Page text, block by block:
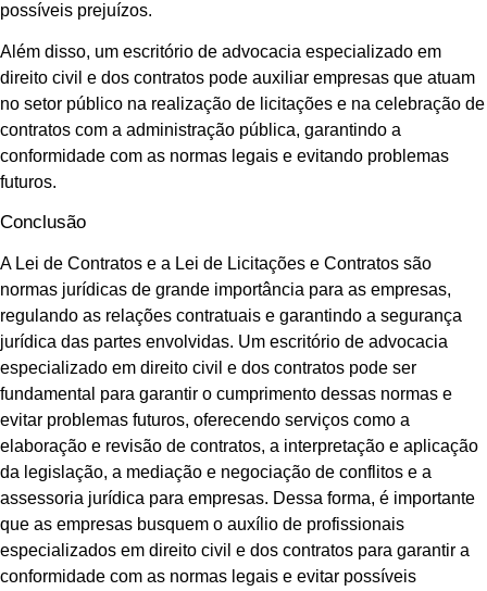
possíveis prejuízos.
Além disso, um escritório de advocacia especializado em
direito civil e dos contratos pode auxiliar empresas que atuam
no setor público na realização de licitações e na celebração de
contratos com a administração pública, garantindo a
conformidade com as normas legais e evitando problemas
futuros.
Conclusão
A Lei de Contratos e a Lei de Licitações e Contratos são
normas jurídicas de grande importância para as empresas,
regulando as relações contratuais e garantindo a segurança
jurídica das partes envolvidas. Um escritório de advocacia
especializado em direito civil e dos contratos pode ser
fundamental para garantir o cumprimento dessas normas e
evitar problemas futuros, oferecendo serviços como a
elaboração e revisão de contratos, a interpretação e aplicação
da legislação, a mediação e negociação de conflitos e a
assessoria jurídica para empresas. Dessa forma, é importante
que as empresas busquem o auxílio de profissionais
especializados em direito civil e dos contratos para garantir a
conformidade com as normas legais e evitar possíveis